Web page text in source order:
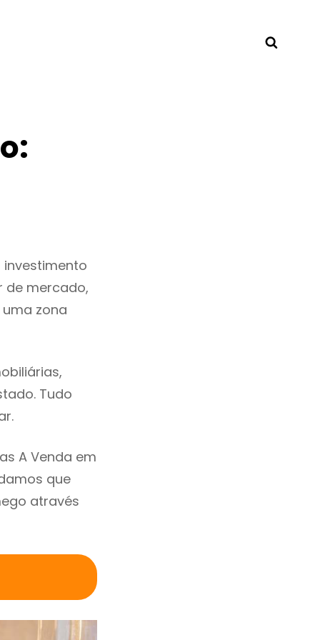
investimento
de mercado,
zona
Tudo
A Venda em
que
através